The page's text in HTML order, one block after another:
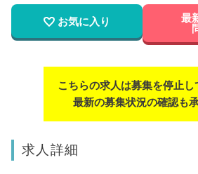
お気に入り 最
こちらの求人は募集を停止し
最新の募集状況の確認も承
求人詳細